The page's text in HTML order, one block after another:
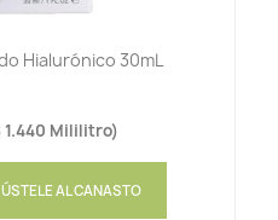
Hialurónico 30mL
1.440 Mililitro)
ÚSTELE AL CANASTO